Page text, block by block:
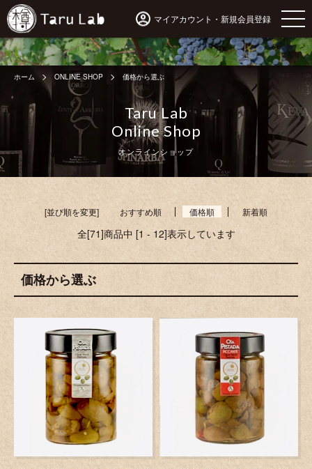
マイアカウント・新規会員登録
ホーム ONLINE SHOP 価格から選ぶ
Taru Lab
Online Shop
オンラインショップ
[並び順を変更] おすすめ順 価格順 新着順
全[71]商品中 [1 - 12]表示しています
価格から選ぶ